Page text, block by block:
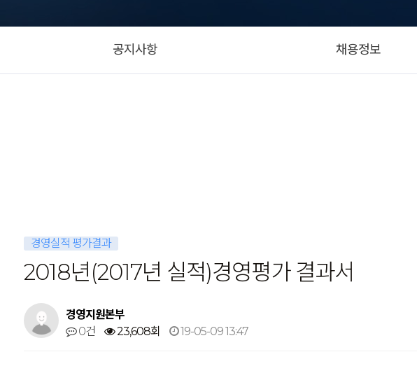
공지사항 채용정보
경영실적 평가결과
2018년(2017년 실적)경영평가 결과서
경영지원본부
0건
23,608회 19-05-09 13:47